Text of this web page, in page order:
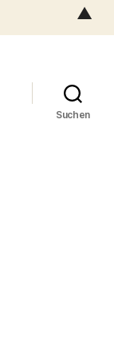
Suchen
▲